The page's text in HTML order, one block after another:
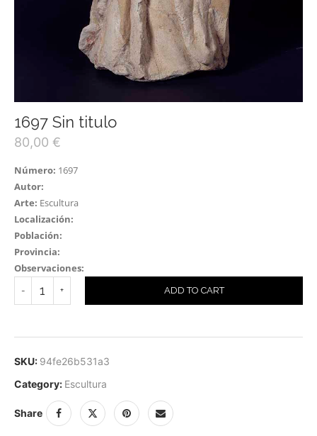
1697 Sin titulo
80,00 €
Número: 1697
Autor:
Arte: Escultura
Localización:
Población:
Provincia:
Observaciones:
ADD TO CART
SKU: 94fe26b531a3
Category: Escultura
Share